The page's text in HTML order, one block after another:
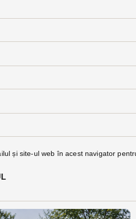
și site-ul web în acest navigator